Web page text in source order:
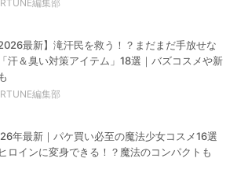
編集部
2026最新】滝汗民を救う！？まだまだ手放せな
汗＆臭い対策アイテム」18選｜バズコスメや新
編集部
年最新｜パケ買い必至の魔法少女コスメ16選
ロインに変身できる！？魔法のコンパクトも